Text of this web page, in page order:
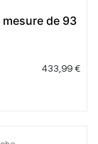
de 93
433,99€